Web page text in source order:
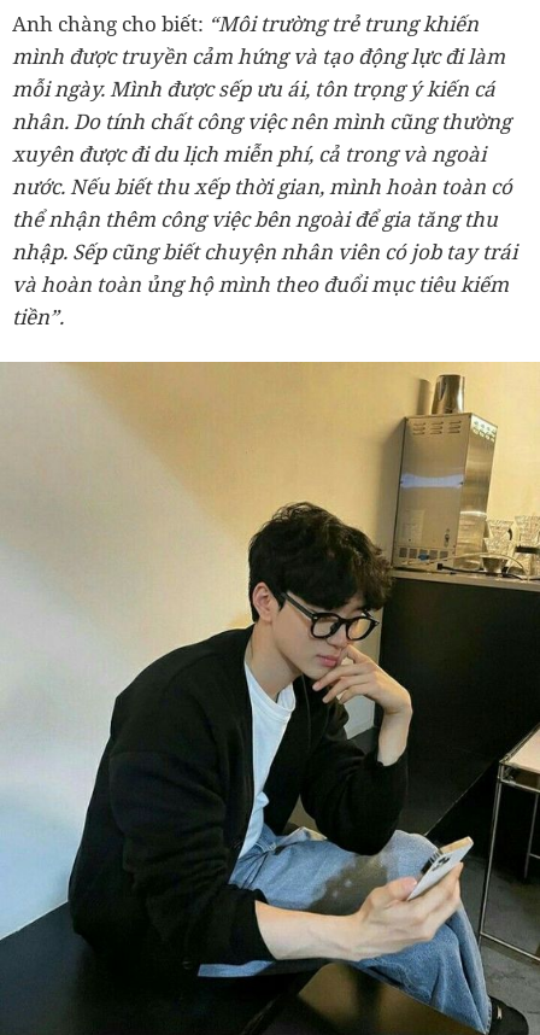
Anh chàng cho biết: “Môi trường trẻ trung khiến
mình được truyền cảm hứng và tạo động lực đi làm
mỗi ngày. Mình được sếp ưu ái, tôn trọng ý kiến cá
nhân. Do tính chất công việc nên mình cũng thường
xuyên được đi du lịch miễn phí, cả trong và ngoài
nước. Nếu biết thu xếp thời gian, mình hoàn toàn có
thể nhận thêm công việc bên ngoài để gia tăng thu
nhập. Sếp cũng biết chuyện nhân viên có job tay trái
và hoàn toàn ủng hộ mình theo đuổi mục tiêu kiếm
tiền”.